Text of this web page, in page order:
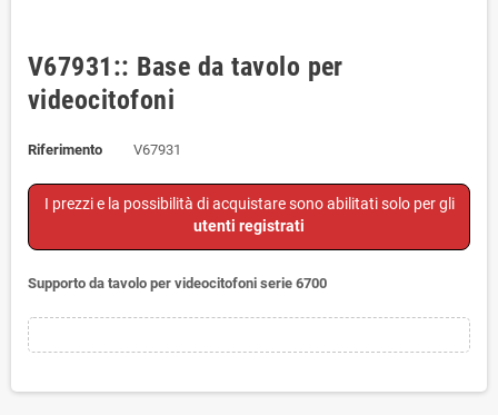
V67931:: Base da tavolo per
videocitofoni
Riferimento V67931
I prezzi e la possibilità di acquistare sono abilitati solo per gli
utenti registrati
Supporto da tavolo per videocitofoni serie 6700